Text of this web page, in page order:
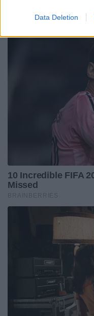
Data Deletion